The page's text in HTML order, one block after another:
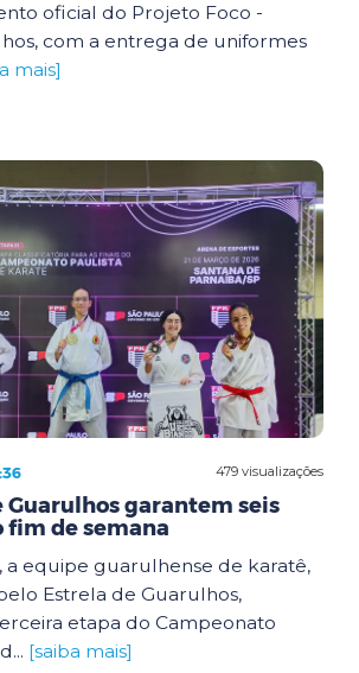
oficial do Projeto Foco -
com a entrega de uniformes
mais]
479 visualizações
Guarulhos garantem seis
fim de semana
a equipe guarulhense de karatê,
Estrela de Guarulhos,
etapa do Campeonato
[saiba mais]